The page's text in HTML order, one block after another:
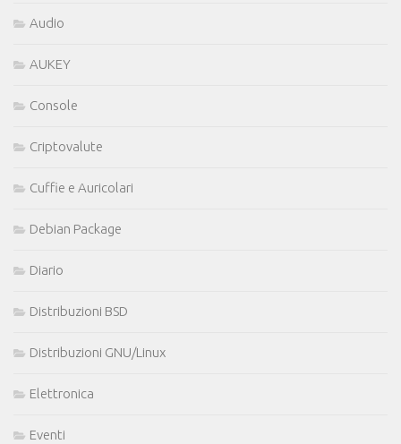
Audio
AUKEY
Console
Criptovalute
Cuffie e Auricolari
Debian Package
Diario
Distribuzioni BSD
Distribuzioni GNU/Linux
Elettronica
Eventi